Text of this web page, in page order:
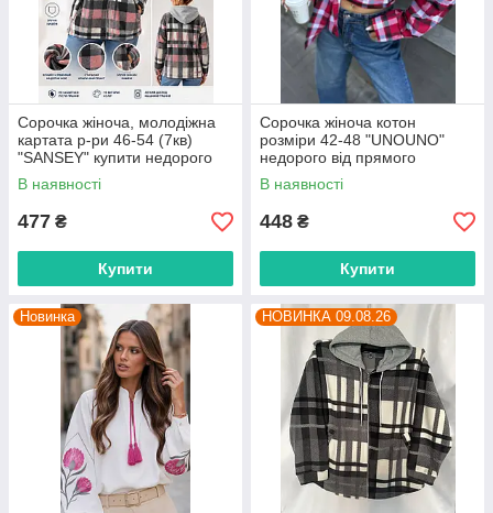
Сорочка жіноча, молодіжна
картата р-ри 46-54 (7кв)
"SANSEY" купити недорого
від прямого постачальника
В наявності
477 ₴
Купити
Сорочка жіноча котон
розміри 42-48 "UNOUNO"
недорого від прямого
постачальника
В наявності
448 ₴
Купити
Новинка НОВИНКА 09.08.26